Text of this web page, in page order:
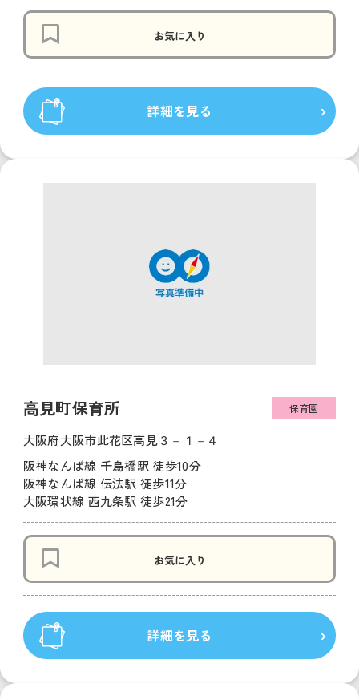
お気に入り
詳細を見る
高見町保育所 保育園
大阪府大阪市此花区高見３－１－４
阪神なんば線 千鳥橋駅 徒歩10分
阪神なんば線 伝法駅 徒歩11分
大阪環状線 西九条駅 徒歩21分
お気に入り
詳細を見る